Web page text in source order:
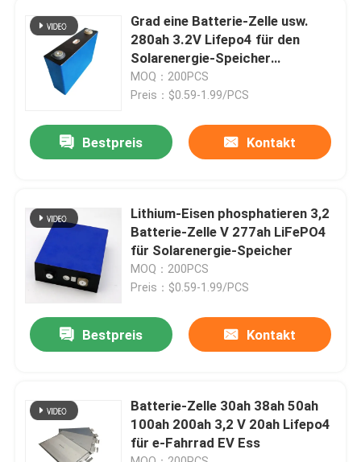
Produkte
Über uns
Fabrik-Ausflug
Treten Sie mit uns in Verbindung
Fordern Sie ein Zitat
Zelle der Batterie lifepo4
Batterie 3.2v Lifepo4
12V lifepo4 Batterie
Grad eine Batterie-Zelle usw.
280ah 3.2V Lifepo4 für den
Solarenergie-Speicher
prismatisch
MOQ：200PCS
Preis：$0.59-1.99/PCS
Bestpreis Kontakt
Lithium-Eisen phosphatieren 3,2
Batterie-Zelle V 277ah LiFePO4
für Solarenergie-Speicher
MOQ：200PCS
Preis：$0.59-1.99/PCS
Bestpreis Kontakt
Batterie-Zelle 30ah 38ah 50ah
100ah 200ah 3,2 V 20ah Lifepo4
für e-Fahrrad EV Ess